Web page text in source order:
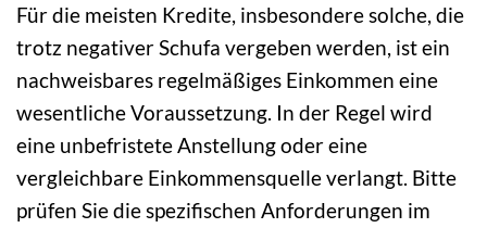
Für die meisten Kredite, insbesondere solche, die
trotz negativer Schufa vergeben werden, ist ein
nachweisbares regelmäßiges Einkommen eine
wesentliche Voraussetzung. In der Regel wird
eine unbefristete Anstellung oder eine
vergleichbare Einkommensquelle verlangt. Bitte
prüfen Sie die spezifischen Anforderungen im